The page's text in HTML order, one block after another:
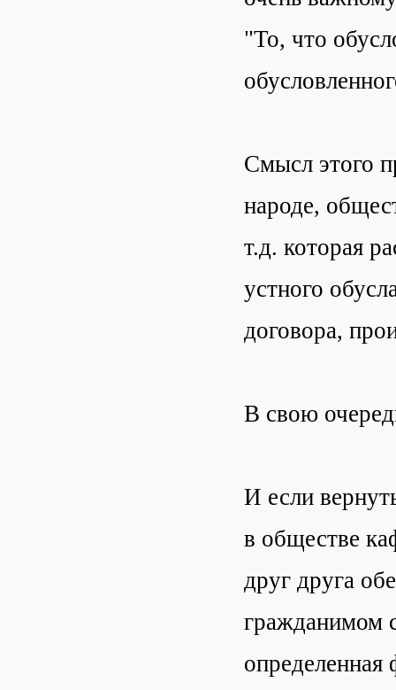
"То, что
Смысл этого
народе,
т.д. которая
устного
договора,
В свою
И если
в обществе
друг друга
гражданимом
определенная